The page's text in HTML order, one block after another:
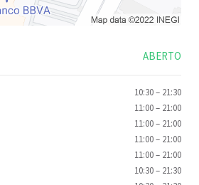
ABERTO
10:30– 21:30
11:00– 21:00
11:00– 21:00
11:00– 21:00
11:00– 21:00
10:30– 21:30